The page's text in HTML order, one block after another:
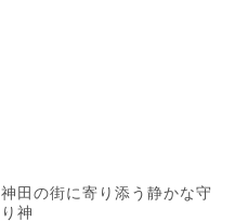
神田の街に寄り添う静かな守
り神